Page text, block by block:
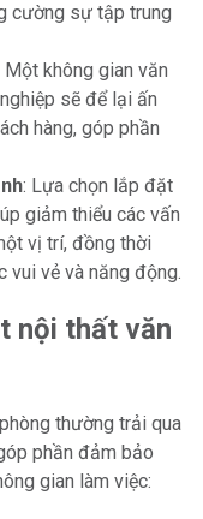
cường sự tập trung
Một không gian văn
sẽ để lại ấn
hàng, góp phần
: Lựa chọn lắp đặt
giảm thiểu các vấn
vị trí, đồng thời
vui vẻ và năng động.
nội thất văn
thường trải qua
phần đảm bảo
gian làm việc: